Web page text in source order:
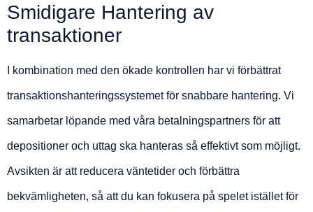
Smidigare Hantering av
transaktioner
I kombination med den ökade kontrollen har vi förbättrat
transaktionshanteringssystemet för snabbare hantering. Vi
samarbetar löpande med våra betalningspartners för att
depositioner och uttag ska hanteras så effektivt som möjligt.
Avsikten är att reducera väntetider och förbättra
bekvämligheten, så att du kan fokusera på spelet istället för